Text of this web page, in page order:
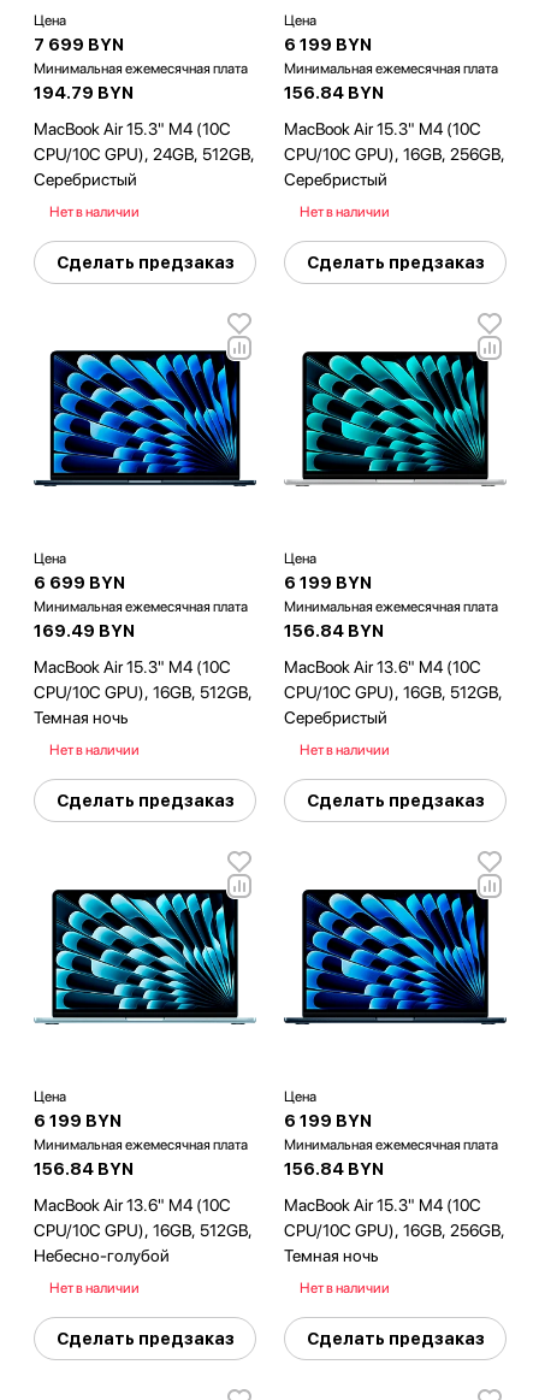
Цена
7 699 BYN
Минимальная ежемесячная плата
194.79 BYN
MacBook Air 15.3" M4 (10C
CPU/10C GPU), 24GB, 512GB,
Серебристый
Нет в наличии
Сделать предзаказ
Цена
6 199 BYN
Минимальная ежемесячная плата
156.84 BYN
MacBook Air 15.3" M4 (10C
CPU/10C GPU), 16GB, 256GB,
Серебристый
Нет в наличии
Сделать предзаказ
Цена
6 699 BYN
Минимальная ежемесячная плата
169.49 BYN
MacBook Air 15.3" M4 (10C
CPU/10C GPU), 16GB, 512GB,
Темная ночь
Нет в наличии
Сделать предзаказ
Цена
6 199 BYN
Минимальная ежемесячная плата
156.84 BYN
MacBook Air 13.6" M4 (10C
CPU/10C GPU), 16GB, 512GB,
Серебристый
Нет в наличии
Сделать предзаказ
Цена
6 199 BYN
Минимальная ежемесячная плата
156.84 BYN
MacBook Air 13.6" M4 (10C
CPU/10C GPU), 16GB, 512GB,
Небесно-голубой
Нет в наличии
Сделать предзаказ
Цена
6 199 BYN
Минимальная ежемесячная плата
156.84 BYN
MacBook Air 15.3" M4 (10C
CPU/10C GPU), 16GB, 256GB,
Темная ночь
Нет в наличии
Сделать предзаказ